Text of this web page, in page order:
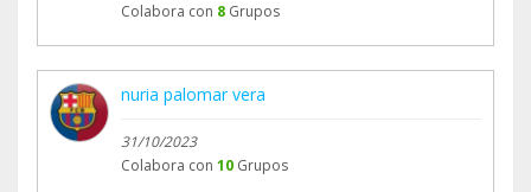
Colabora con 8 Grupos
nuria palomar vera
31/10/2023
Colabora con 10 Grupos